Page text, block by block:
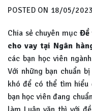
POSTED ON 18/05/2023
Chia sẻ chuyên mục Đề
cho vay tại Ngân
các bạn học viên
Với những bạn chuẩn
khó để có thể tìm
bạn học viên đang